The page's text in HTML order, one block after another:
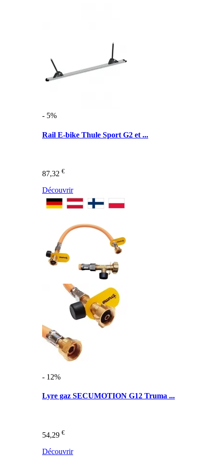
- 5%
Rail E-bike Thule Sport G2 et ...
87,32 €
Découvrir
- 12%
Lyre gaz SECUMOTION G12 Truma ...
54,29 €
Découvrir